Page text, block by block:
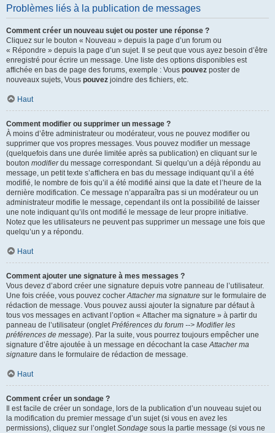
Problèmes liés à la publication de messages
Comment créer un nouveau sujet ou poster une réponse ?
Cliquez sur le bouton « Nouveau » depuis la page d’un forum ou
« Répondre » depuis la page d’un sujet. Il se peut que vous ayez besoin d’être
enregistré pour écrire un message. Une liste des options disponibles est
affichée en bas de page des forums, exemple : Vous pouvez poster de
nouveaux sujets, Vous pouvez joindre des fichiers, etc.
Haut
Comment modifier ou supprimer un message ?
À moins d’être administrateur ou modérateur, vous ne pouvez modifier ou
supprimer que vos propres messages. Vous pouvez modifier un message
(quelquefois dans une durée limitée après sa publication) en cliquant sur le
bouton modifierdu message correspondant. Si quelqu’un a déjà répondu au
message, un petit texte s’affichera en bas du message indiquant qu’il a été
modifié, le nombre de fois qu’il a été modifié ainsi que la date et l’heure de la
dernière modification. Ce message n’apparaîtra pas si un modérateur ou un
administrateur modifie le message, cependant ils ont la possibilité de laisser
une note indiquant qu’ils ont modifié le message de leur propre initiative.
Notez que les utilisateurs ne peuvent pas supprimer un message une fois que
quelqu’un y a répondu.
Haut
Comment ajouter une signature à mes messages ?
Vous devez d’abord créer une signature depuis votre panneau de l’utilisateur.
Une fois créée, vous pouvez cocherAttacher ma signature sur le formulaire de
rédaction de message. Vous pouvez aussi ajouter la signature par défaut à
tous vos messages en activant l’option « Attacher ma signature » à partir du
panneau de l’utilisateur (ongletPréférences du forum --> Modifier les
préférences de message). Par la suite, vous pourrez toujours empêcher une
signature d’être ajoutée à un message en décochant la caseAttacher ma
signature dans le formulaire de rédaction de message.
Haut
Comment créer un sondage ?
Il est facile de créer un sondage, lors de la publication d’un nouveau sujet ou
la modification du premier message d’un sujet (si vous en avez les
permissions), cliquez sur l’ongletSondage sous la partie message (si vous ne